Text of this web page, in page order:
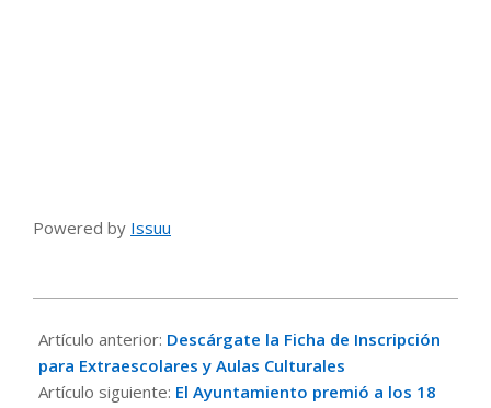
Powered by Issuu
09-
26
Artículo anterior: Descárgate la Ficha de Inscripción
para Extraescolares y Aulas Culturales
Artículo siguiente: El Ayuntamiento premió a los 18